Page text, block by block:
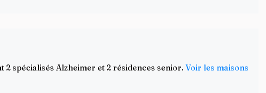
spécialisés Alzheimer et 2 résidences senior. Voir les maisons